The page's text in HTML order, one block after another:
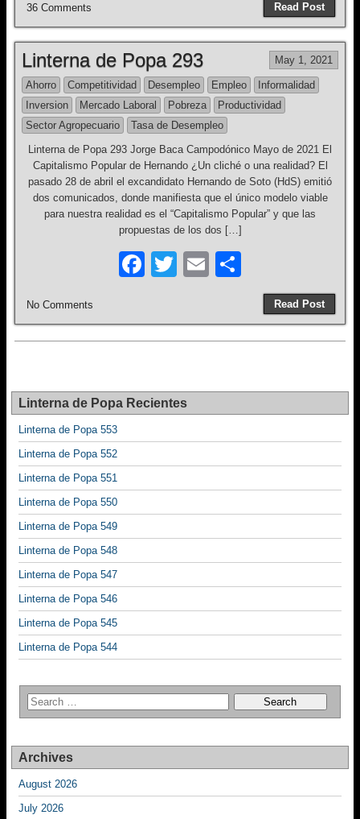
e
b
o
o
k
er
ar
e
Read Post
36 Comments
Linterna de Popa 293 May 1, 2021
Ahorro Competitividad Desempleo Empleo
Informalidad
Inversion
Mercado Laboral Pobreza
Productividad
Sector Agropecuario
Tasa de Desempleo
Linterna de Popa 293 Jorge Baca Campodónico Mayo de 2021 El
Capitalismo Popular de Hernando ¿Un cliché o una realidad? El
pasado 28 de abril el excandidato Hernando de Soto (HdS) emitió
dos comunicados, donde manifiesta que el único modelo viable
para nuestra realidad es el “Capitalismo Popular” y que las
propuestas de los dos […]
F
e
o
o
k
T
er
E
ar
e
Read Post
No Comments
Linterna de Popa Recientes
Linterna de Popa 553
Linterna de Popa 552
Linterna de Popa 551
Linterna de Popa 550
Linterna de Popa 549
Linterna de Popa 548
Linterna de Popa 547
Linterna de Popa 546
Linterna de Popa 545
Linterna de Popa 544
Archives
August 2026
July 2026